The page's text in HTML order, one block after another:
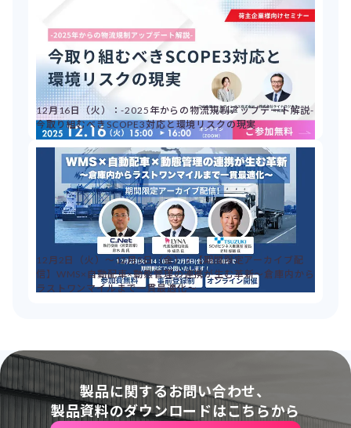
12月16日（火）：-2025年からの物流規制アップデート解説-
今取り組むべきSCOPE3対応と環境リスクの現実
12月2日（火）～12月5日（金）：【期間限定アーカイブ配
信】WMS×自動配車×動態管理の連携が生む革新～倉庫内から
ラストワンマイルまで一貫最適化～
製品に関するお問い合わせ、
製品資料のダウンロードはこちらから